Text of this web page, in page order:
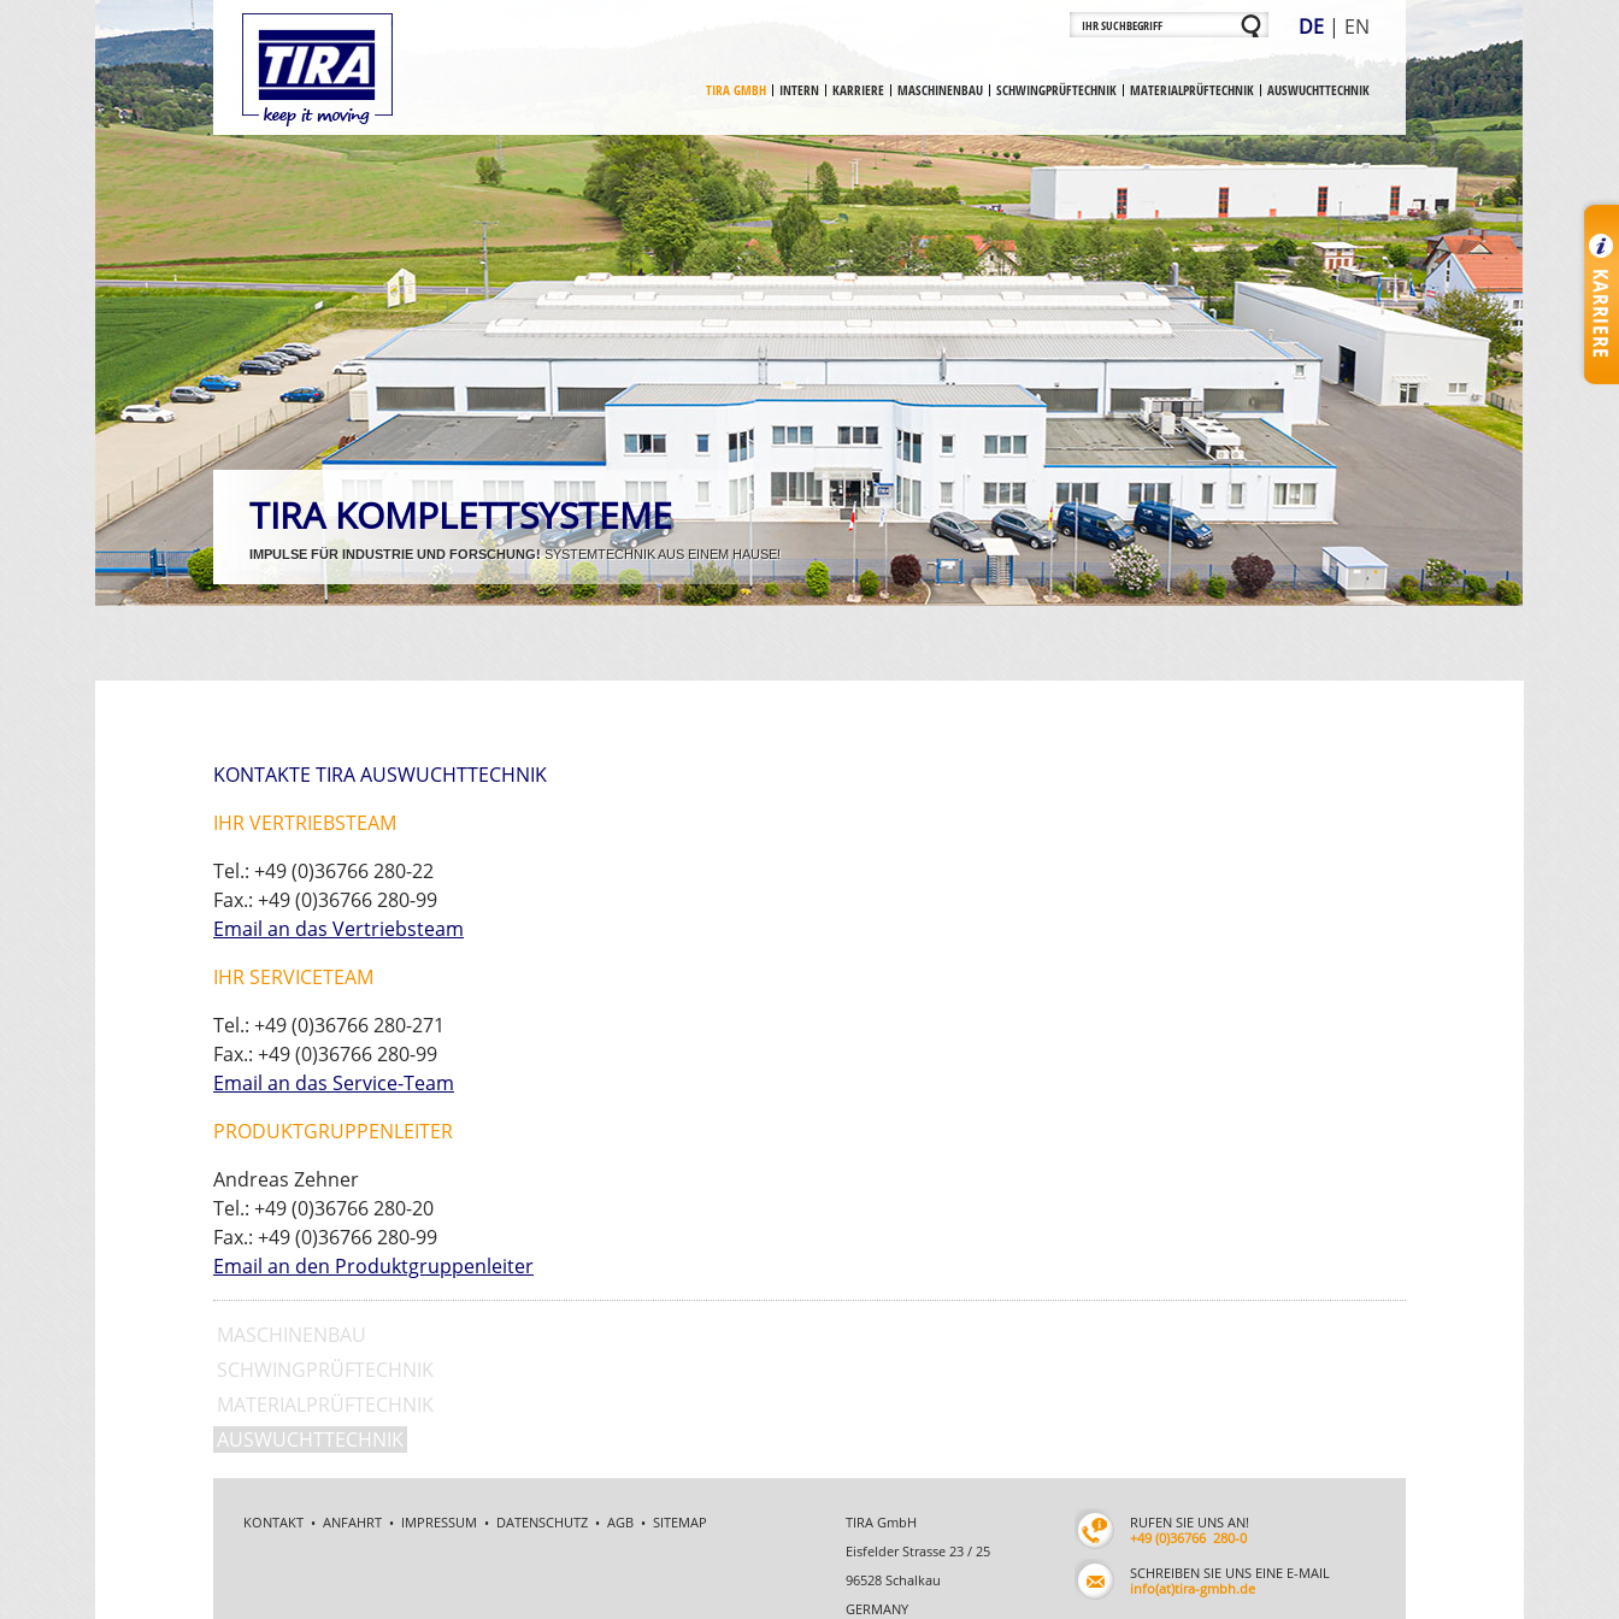
DE | EN
TIRA GMBH INTERN KARRIERE MASCHINENBAU SCHWINGPRÜFTECHNIK MATERIALPRÜFTECHNIK AUSWUCHTTECHNIK
TIRA KOMPLETTSYSTEME
IMPULSE FÜR INDUSTRIE UND FORSCHUNG!SYSTEMTECHNIK AUS EINEM HAUSE!
KONTAKTE TIRA AUSWUCHTTECHNIK
IHR VERTRIEBSTEAM
Tel.: +49 (0)36766 280-22
Fax.: +49 (0)36766 280-99
Email an das Vertriebsteam
IHR SERVICETEAM
Tel.: +49 (0)36766 280-271
Fax.: +49 (0)36766 280-99
Email an das Service-Team
PRODUKTGRUPPENLEITER
Andreas Zehner
Tel.: +49 (0)36766 280-20
Fax.: +49 (0)36766 280-99
Email an den Produktgruppenleiter
MASCHINENBAU
SCHWINGPRÜFTECHNIK
MATERIALPRÜFTECHNIK
AUSWUCHTTECHNIK
KONTAKT • ANFAHRT • IMPRESSUM • DATENSCHUTZ • AGB • SITEMAP
TIRA GmbH
Eisfelder Strasse 23 / 25
96528 Schalkau
GERMANY
RUFEN SIE UNS AN!
+49 (0)36766 280-0
SCHREIBEN SIE UNS EINE E-MAIL
info(at)tira-gmbh.de